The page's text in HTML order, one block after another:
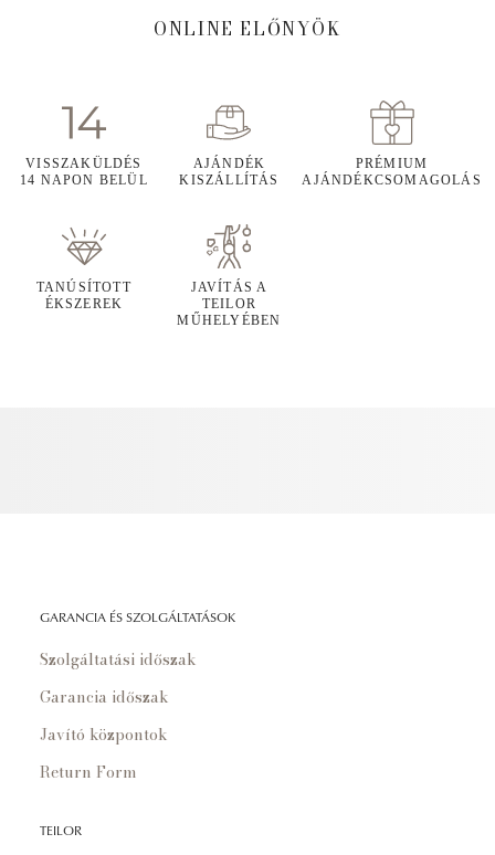
ONLINE ELŐNYÖK
VISSZAKÜLDÉS
14 NAPON BELÜL
AJÁNDÉK
KISZÁLLÍTÁS
PRÉMIUM
AJÁNDÉKCSOMAGOLÁS
TANÚSÍTOTT
ÉKSZEREK
JAVÍTÁS A
TEILOR
MŰHELYÉBEN
GARANCIA ÉS SZOLGÁLTATÁSOK
Szolgáltatási időszak
Garancia időszak
Javító központok
Return Form
TEILOR